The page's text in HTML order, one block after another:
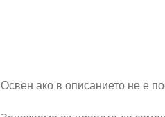
Освен ако в описанието не е